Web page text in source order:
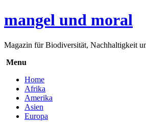
mangel und moral
Magazin für Biodiversität, Nachhaltigkeit
Menu
Home
Afrika
Amerika
Asien
Europa